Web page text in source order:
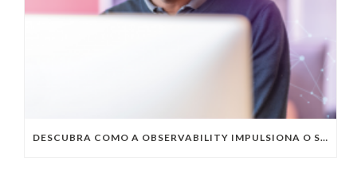
DESCUBRA COMO A OBSERVABILITY IMPULSIONA O SUCESSO DO SEU NEGÓCIO